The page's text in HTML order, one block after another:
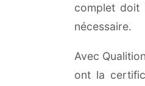
complet doit
nécessaire.
Avec
ont la